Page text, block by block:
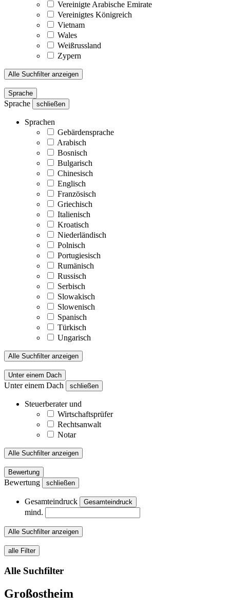
Vereinigte Arabische Emirate
Vereinigtes Königreich
Vietnam
Wales
Weißrussland
Zypern
Alle Suchfilter anzeigen
Sprache
Sprache schließen
Sprachen
Gebärdensprache
Arabisch
Bosnisch
Bulgarisch
Chinesisch
Englisch
Französisch
Griechisch
Italienisch
Kroatisch
Niederländisch
Polnisch
Portugiesisch
Rumänisch
Russisch
Serbisch
Slowakisch
Slowenisch
Spanisch
Türkisch
Ungarisch
Alle Suchfilter anzeigen
Unter einem Dach
Unter einem Dach schließen
Steuerberater und
Wirtschaftsprüfer
Rechtsanwalt
Notar
Alle Suchfilter anzeigen
Bewertung
Bewertung schließen
Gesamteindruck Gesamteindruck
mind.
Alle Suchfilter anzeigen
alle Filter
Alle Suchfilter
Großostheim